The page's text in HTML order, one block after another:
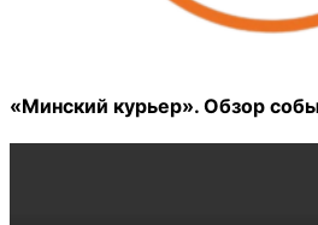
«Минский курьер». Обзор